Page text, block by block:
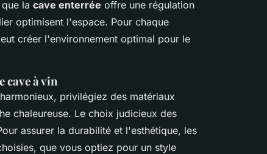
la cave enterrée offre une régulation
optimisent l'espace. Pour chaque
créer l'environnement optimal pour le
cave à vin
privilégiez des matériaux
chaleureuse. Le choix judicieux des
assurer la durabilité et l'esthétique, les
que vous optiez pour un style